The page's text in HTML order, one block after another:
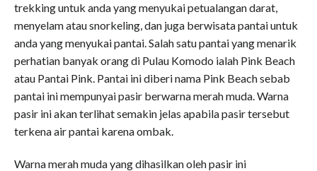
trekking untuk anda yang menyukai petualangan darat,
menyelam atau snorkeling, dan juga berwisata pantai untuk
anda yang menyukai pantai. Salah satu pantai yang menarik
perhatian banyak orang di Pulau Komodo ialah Pink Beach
atau Pantai Pink. Pantai ini diberi nama Pink Beach sebab
pantai ini mempunyai pasir berwarna merah muda. Warna
pasir ini akan terlihat semakin jelas apabila pasir tersebut
terkena air pantai karena ombak.
Warna merah muda yang dihasilkan oleh pasir ini